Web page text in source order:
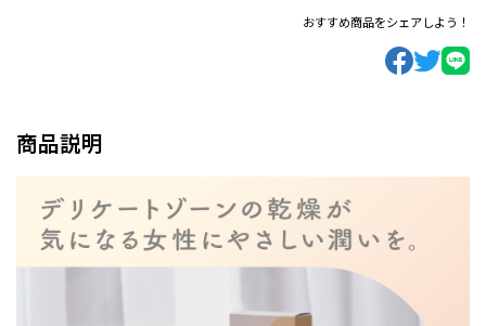
おすすめ商品をシェアしよう！
商品説明